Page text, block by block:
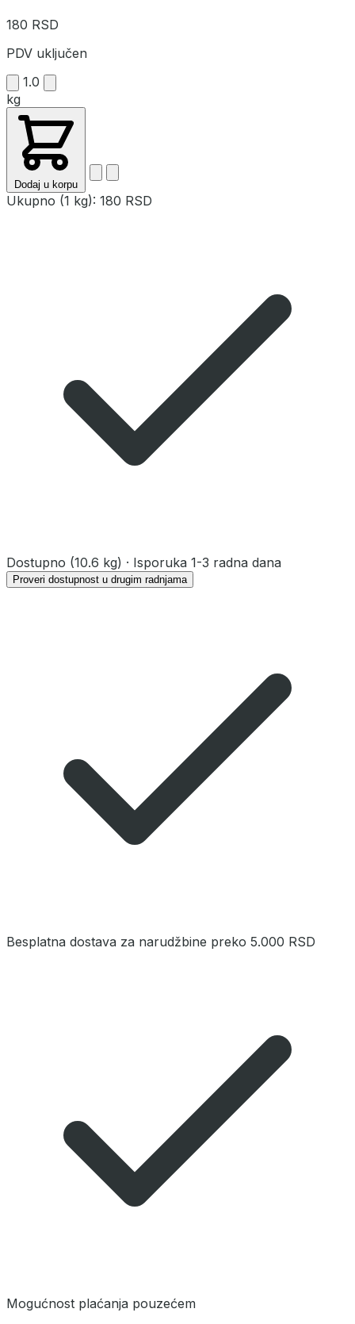
180 RSD
PDV uključen
1.0
kg
Dodaj u korpu
Ukupno (1 kg): 180 RSD
Dostupno (10.6 kg) · Isporuka 1-3 radna dana
Proveri dostupnost u drugim radnjama
Besplatna dostava za narudžbine preko 5.000 RSD
Mogućnost plaćanja pouzećem